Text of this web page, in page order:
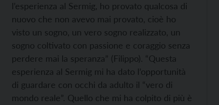
l’esperienza al Sermig, ho provato qualcosa di
nuovo che non avevo mai provato, cioè ho
visto un sogno, un vero sogno realizzato, un
sogno coltivato con passione e coraggio senza
perdere mai la speranza” (Filippo). “Questa
esperienza al Sermig mi ha dato l’opportunità
di guardare con occhi da adulto il “vero di
mondo reale”. Quello che mi ha colpito di più è